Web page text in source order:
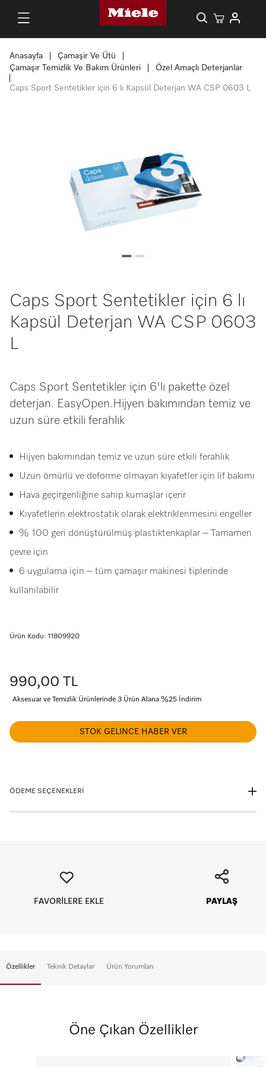
Anasayfa
Çamaşir Ve Ütü
Çamaşır Temizlik Ve Bakım Ürünleri
Özel Amaçlı Deterjanlar
Caps Sport Sentetikler için 6 lı Kapsül Deterjan WA CSP 0603 L
Caps Sport Sentetikler için 6 lı
Kapsül Deterjan WA CSP 0603
L
Caps Sport Sentetikler için 6'lı pakette özel
deterjan. EasyOpen.Hijyen bakımından temiz ve
uzun süre etkili ferahlık
Hijyen bakımından temiz ve uzun süre etkili ferahlık
Uzun ömürlü ve deforme olmayan kıyafetler için lif bakımı
Hava geçirgenliğine sahip kumaşlar içerir
Kıyafetlerin elektrostatik olarak elektriklenmesini engeller
% 100 geri dönüştürülmüş plastiktenkaplar – Tamamen
çevre için
6 uygulama için – tüm çamaşır makinesi tiplerinde
kullanılabilir
Ürün Kodu: 11809920
990,00 TL
Aksesuar ve Temizlik Ürünlerinde 3 Ürün Alana %25 İndirim
STOK GELINCE HABER VER
ÖDEME SEÇENEKLERİ
FAVORİLERE EKLE PAYLAŞ
Özellikler Teknik Detaylar Ürün Yorumları
Öne Çıkan Özellikler